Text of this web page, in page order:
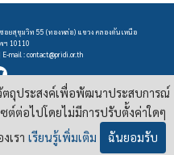
ยสุขุมวิท 55 (ทองหล่อ) แขวง คลองตันเหนือ
ฯ 10110
E-mail :contact@pridi.or.th
นปรีดี พนมยงค์ ในเว็บไซต์https://pridi.or.th
แบบแสดงที่มา-ไม่ใช่เชิงพาณิชย์ 4.0 สากล
ตถุประสงค์เพื่อพัฒนาประสบการณ์
ต์ต่อไปโดยไม่มีการปรับตั้งค่าใดๆ
เรา เรียนรู้เพิ่มเติม ฉันยอมรับ